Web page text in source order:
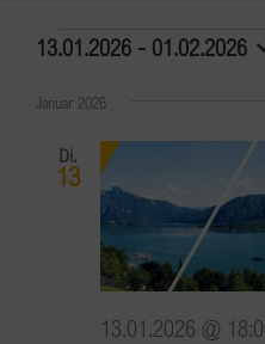
13.01.2026 - 01.02.2026
wählen.
Januar 2026
Di.
13
13.01.2026 @